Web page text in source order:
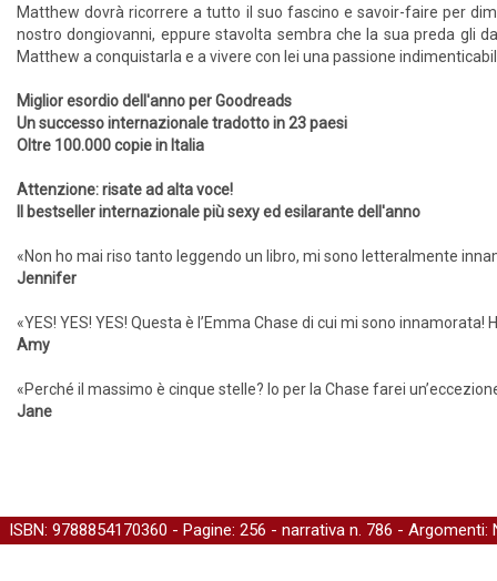
Matthew dovrà ricorrere a tutto il suo fascino e savoir-faire per
nostro dongiovanni, eppure stavolta sembra che la sua preda gli
Matthew a conquistarla e a vivere con lei una passione
Miglior esordio dell'anno per Goodreads
Un successo internazionale tradotto in 23 paesi
Oltre 100.000 copie in Italia
Attenzione: risate ad alta voce!
Il bestseller internazionale più sexy ed esilarante dell'anno
«Non ho mai riso tanto leggendo un libro, mi sono letteralmente
Jennifer
«YES! YES! YES! Questa è l’Emma Chase di cui mi sono
Amy
«Perché il massimo è cinque stelle? Io per la Chase farei
Jane
ISBN: 9788854170360 - Pagine: 256 - narrativa n. 786 - Argomenti: